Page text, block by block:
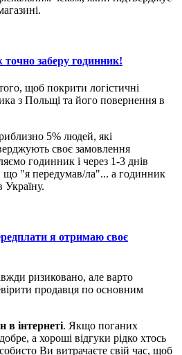
заберу годинник!
щоб покрити логістичні
з Польщі та його повернення в
5% людей, які
своє замовлення
годинник і через 1-3 днів
що "я передумав/ла"... а годинник
Україну.
я отримаю своє
ризиковано, але варто
продавця по основним
в інтернеті. Якщо поганих
а хороші відгуки рідко хтось
Ви витрачаєте свій час, щоб